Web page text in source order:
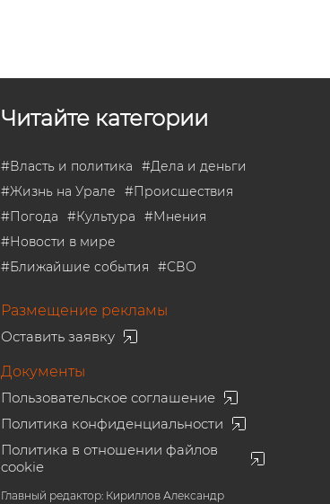
Читайте категории
#Власть и политика #Дела и деньги
#Жизнь на Урале #Происшествия
#Погода #Культура #Мнения
#Новости в мире
#Ближайшие события #СВО
Размещение рекламы
Оставить заявку
Документы
Пользовательское соглашение
Политика конфиденциальности
Политика в отношении файлов
cookie
Главный редактор: Кириллов Александр